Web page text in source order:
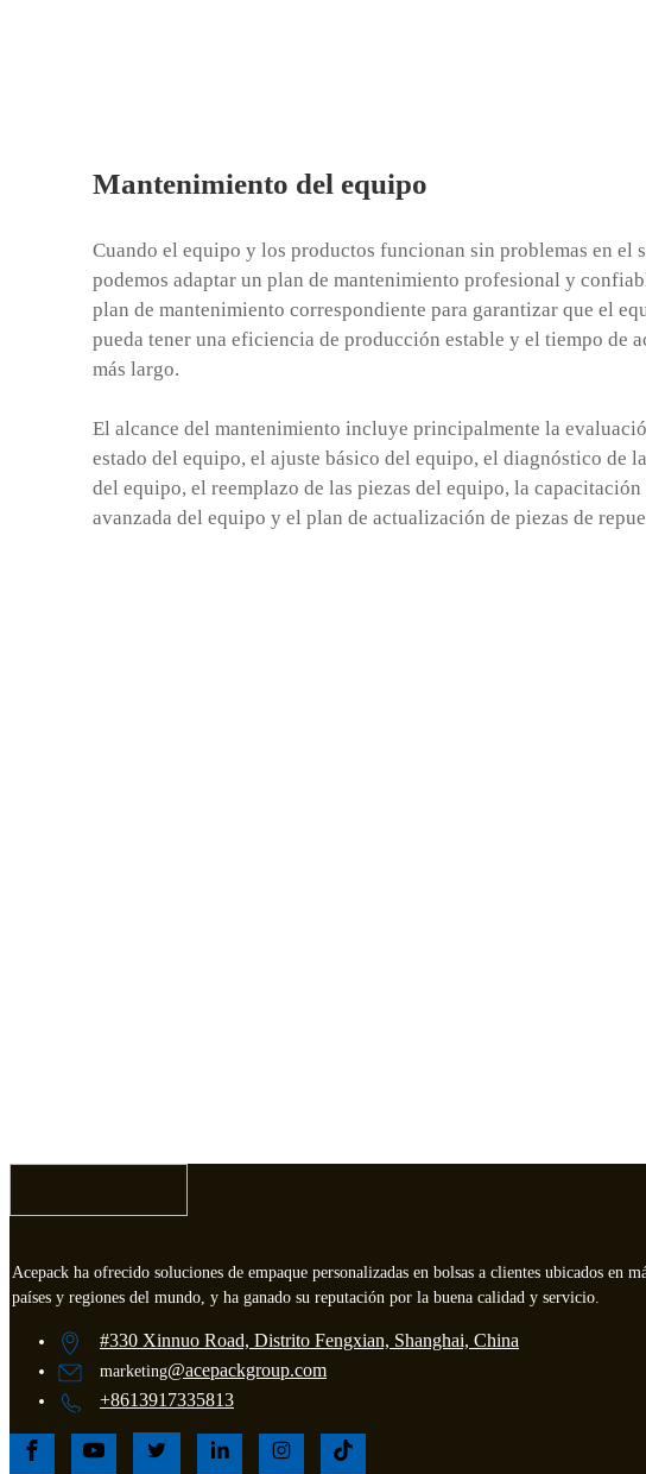
Mantenimiento del equipo
Cuando el equipo y los productos funcionan sin problemas en el
podemos adaptar un plan de mantenimiento profesional y
plan de mantenimiento correspondiente para garantizar que el
pueda tener una eficiencia de producción estable y el tiempo de
más largo.
El alcance del mantenimiento incluye principalmente la
estado del equipo, el ajuste básico del equipo, el diagnóstico de
del equipo, el reemplazo de las piezas del equipo, la capacitación
avanzada del equipo y el plan de actualización de piezas de
Acepack ha ofrecido soluciones de empaque personalizadas en bolsas a clientes ubicados en
países y regiones del mundo, y ha ganado su reputación por la buena calidad y servicio.
#330 Xinnuo Road, Distrito Fengxian, Shanghai, China
marketing@acepackgroup.com
+8613917335813